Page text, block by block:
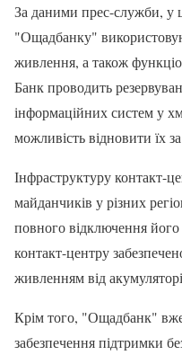
За даними прес-служби, у
"Ощадбанку"
живлення, а також
Банк проводить
інформаційних систем у
можливість відновити їх
Інфраструктуру
майданчиків у різних
повного відключення
контакт-центру
живленням від
Крім того, "Ощадбанк"
забезпечення підтримки